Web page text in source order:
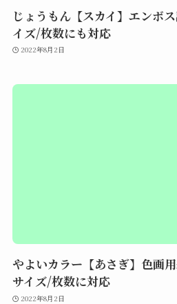
じょうもん【スカイ】エンボ
イズ/枚数にも対応
2022年8月2日
やよいカラー【あさぎ】色画
サイズ/枚数に対応
2022年8月2日